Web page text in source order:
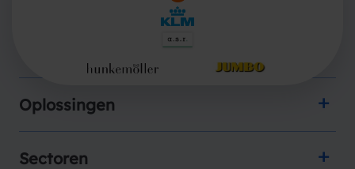
Oplossingen
Sectoren